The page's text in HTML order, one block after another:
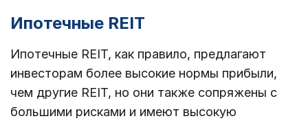
Ипотечные REIT
Ипотечные REIT, как правило, предлагают
инвесторам более высокие нормы прибыли,
чем другие REIT, но они также сопряжены с
большими рисками и имеют высокую